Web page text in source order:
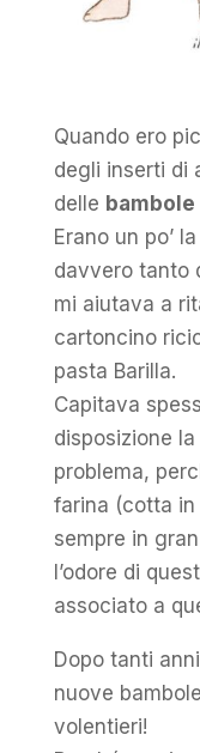
Quando ero
degli inserti di
delle
Erano un po’
davvero tanto
mi aiutava a
cartoncino
pasta Barilla.
Capitava
disposizione
problema,
farina (cotta
sempre in
l’odore di
associato a
Dopo tanti
nuove
volentieri!